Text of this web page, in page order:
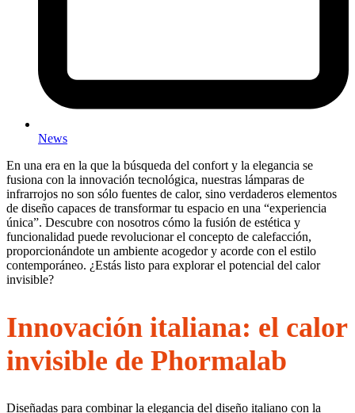
News
En una era en la que la búsqueda del confort y la elegancia se
fusiona con la innovación tecnológica, nuestras lámparas de
infrarrojos no son sólo fuentes de calor, sino verdaderos elementos
de diseño capaces de transformar tu espacio en una “experiencia
única”. Descubre con nosotros cómo la fusión de estética y
funcionalidad puede revolucionar el concepto de calefacción,
proporcionándote un ambiente acogedor y acorde con el estilo
contemporáneo. ¿Estás listo para explorar el potencial del calor
invisible?
Innovación italiana: el calor
invisible de Phormalab
Diseñadas para combinar la elegancia del diseño italiano con la